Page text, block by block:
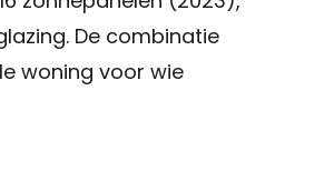
De combinatie
woning voor wie